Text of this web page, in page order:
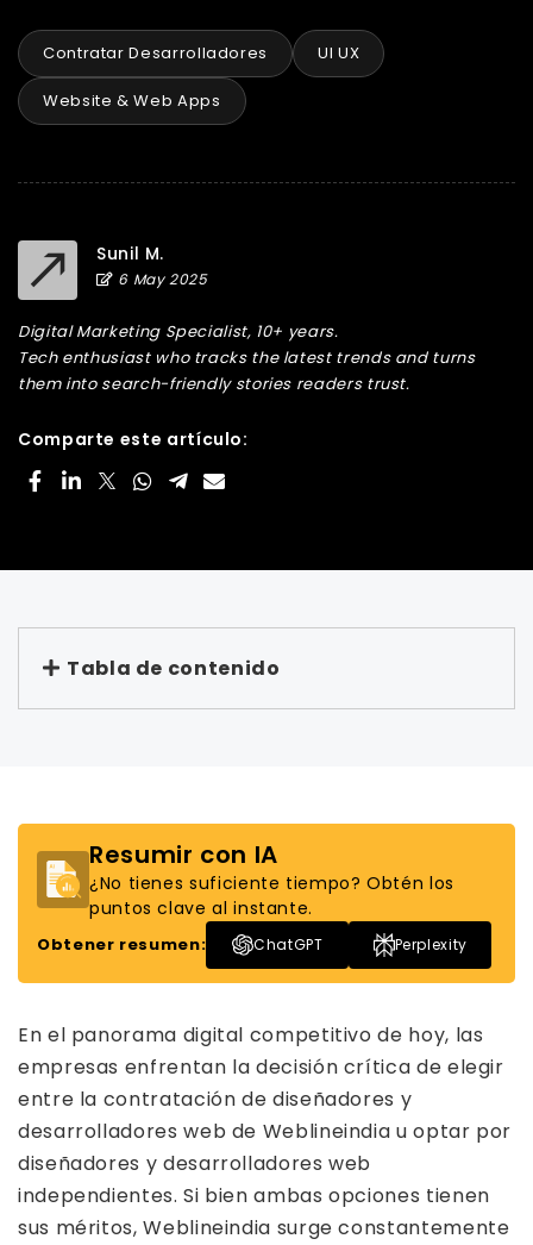
Contratar Desarrolladores UI UX
Website & Web Apps
Sunil M.
6 May 2025
Digital Marketing Specialist, 10+ years.
Tech enthusiast who tracks the latest trends and turns
them into search-friendly stories readers trust.
Comparte este artículo:
Tabla de contenido
Resumir con IA
¿No tienes suficiente tiempo? Obtén los
puntos clave al instante.
Obtener resumen: ChatGPT Perplexity
En el panorama digital competitivo de hoy, las
empresas enfrentan la decisión crítica de elegir
entre la contratación de diseñadores y
desarrolladores web de Weblineindia u optar por
diseñadores y desarrolladores web
independientes. Si bien ambas opciones tienen
sus méritos, Weblineindia surge constantemente